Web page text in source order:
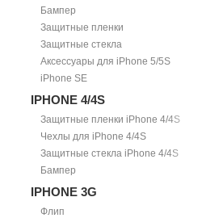
Бампер
Защитные пленки
Защитные стекла
Аксессуары для iPhone 5/5S
iPhone SE
IPHONE 4/4S
Защитные пленки iPhone 4/4S
Чехлы для iPhone 4/4S
Защитные стекла iPhone 4/4S
Бампер
IPHONE 3G
Флип